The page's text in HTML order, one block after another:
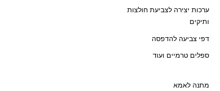
ערכות יצירה לצביעת חולצות
ותיקים
דפי צביעה להדפסה
ספלים טרמיים ועוד
מתנה לאמא